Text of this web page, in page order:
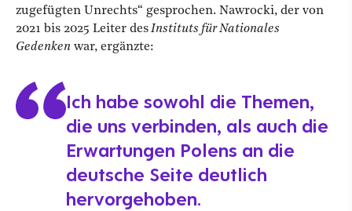
zugefügten Unrechts“ gesprochen. Nawrocki, der von
2021 bis 2025 Leiter desInstituts für Nationales
Gedenken war, ergänzte:
Ich habe sowohl die Themen,
die uns verbinden, als auch die
Erwartungen Polens an die
deutsche Seite deutlich
hervorgehoben.